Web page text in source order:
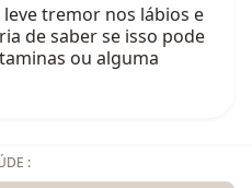
tremor nos lábios e
de saber se isso pode
ou alguma
: